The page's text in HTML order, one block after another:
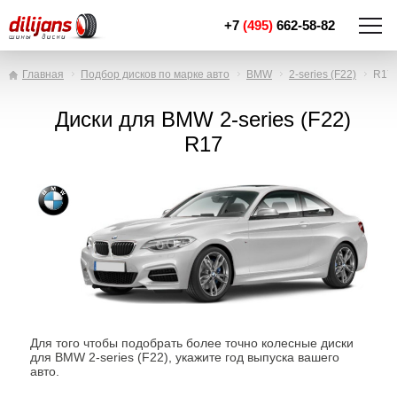
+7 (495) 662-58-82
Главная Подбор дисков по марке авто BMW 2-series (F22) R17
Диски для BMW 2-series (F22)
R17
Для того чтобы подобрать более точно колесные диски
для BMW 2-series (F22), укажите год выпуска вашего
авто.